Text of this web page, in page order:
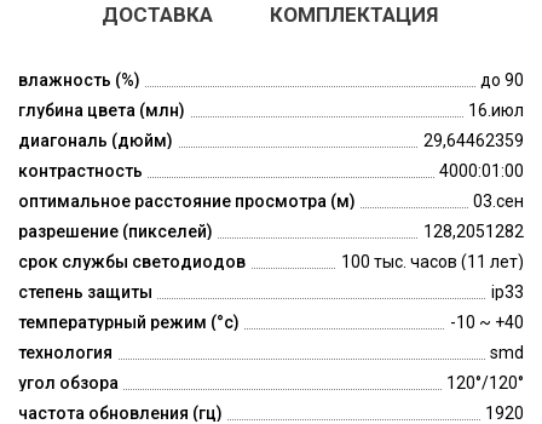
ДОСТАВКА КОМПЛЕКТАЦИЯ
влажность (%)
до 90
глубина цвета (млн)
16.июл
диагональ (дюйм)
29,64462359
контрастность
4000:01:00
оптимальное расстояние просмотра (м)
03.сен
разрешение (пикселей)
128,2051282
срок службы светодиодов
100 тыс. часов (11 лет)
степень защиты
ip33
температурный режим (°c)
-10 ~ +40
технология
smd
угол обзора
120°/120°
частота обновления (гц)
1920